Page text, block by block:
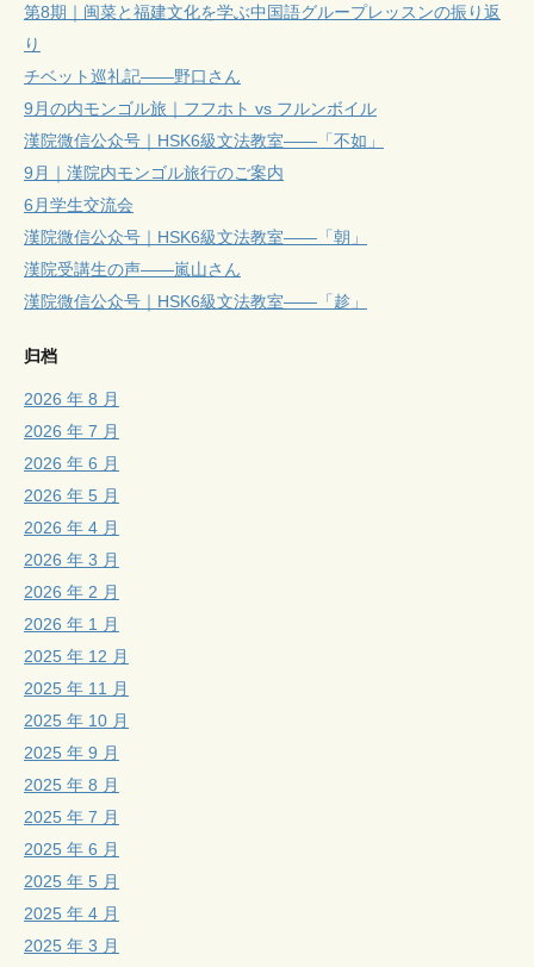
第8期｜闽菜と福建文化を学ぶ中国語グループレッスンの振り返
り
チベット巡礼記——野口さん
9月の内モンゴル旅｜フフホト vs フルンボイル
漢院微信公众号｜HSK6級文法教室——「不如」
9月｜漢院内モンゴル旅行のご案内
6月学生交流会
漢院微信公众号｜HSK6級文法教室——「朝」
漢院受講生の声——嵐山さん
漢院微信公众号｜HSK6級文法教室——「趁」
归档
2026 年 8 月
2026 年 7 月
2026 年 6 月
2026 年 5 月
2026 年 4 月
2026 年 3 月
2026 年 2 月
2026 年 1 月
2025 年 12 月
2025 年 11 月
2025 年 10 月
2025 年 9 月
2025 年 8 月
2025 年 7 月
2025 年 6 月
2025 年 5 月
2025 年 4 月
2025 年 3 月